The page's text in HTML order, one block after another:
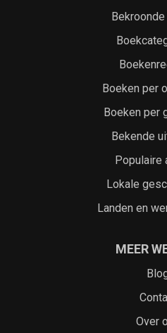
Boeken per
Boeken per
Bekende
Populaire
Lokale
Landen en
MEER
Over